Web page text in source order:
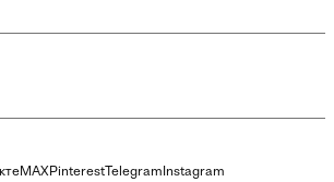
MAXPinterest TelegramInstagram